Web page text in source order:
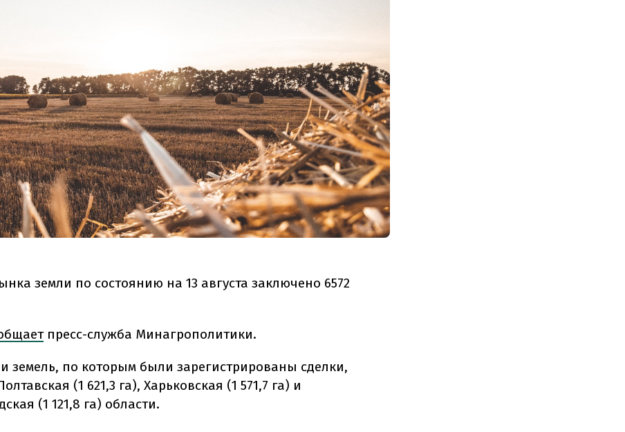
земли по состоянию на 13 августа заключено 6572
пресс-служба Минагрополитики.
земель, по которым были зарегистрированы сделки,
(1 621,3 га), Харьковская (1 571,7 га) и
(1 121,8 га) области.